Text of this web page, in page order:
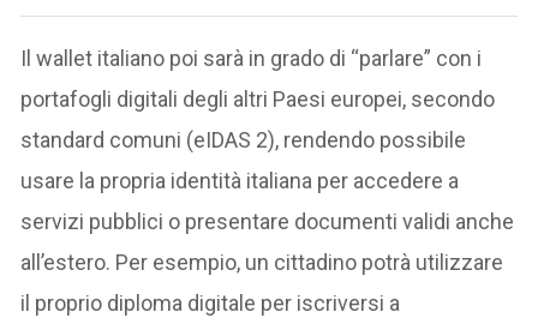
Il wallet italiano poi sarà in grado di “parlare” con i
portafogli digitali degli altri Paesi europei, secondo
standard comuni (eIDAS 2), rendendo possibile
usare la propria identità italiana per accedere a
servizi pubblici o presentare documenti validi anche
all’estero. Per esempio, un cittadino potrà utilizzare
il proprio diploma digitale per iscriversi a